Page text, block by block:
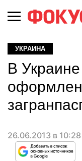
УКРАИНА
В
26.06.2013 в 10:28